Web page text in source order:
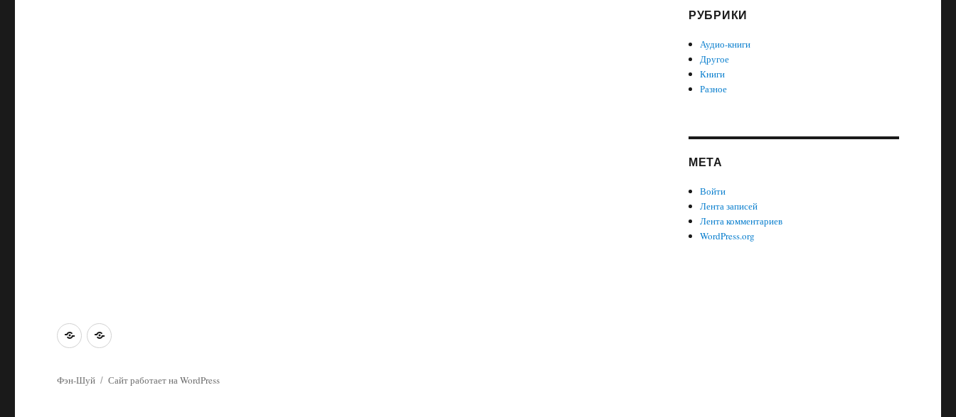
РУБРИКИ
Аудио-книги
Другое
Книги
Разное
МЕТА
Войти
Лента записей
Лента комментариев
WordPress.org
ГлавнаяОб
Фэн-Шуй Сайт работает на WordPress